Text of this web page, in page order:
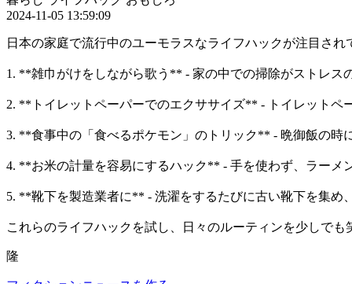
2024-11-05 13:59:09
日本の家庭で流行中のユーモラスなライフハックが注目さ
1. **雑巾がけをしながら歌う** - 家の中での掃除がストレス
2. **トイレットペーパーでのエクササイズ** - トイレットペ
3. **食事中の「食べるポケモン」のトリック** - 晩御飯の時
4. **お米の計量を容易にするハック** - 手を使わず、ラーメ
5. **靴下を製造業者に** - 洗濯をするたびに古い靴下を集め
これらのライフハックを試し、日々のルーティンを少しでも
隆